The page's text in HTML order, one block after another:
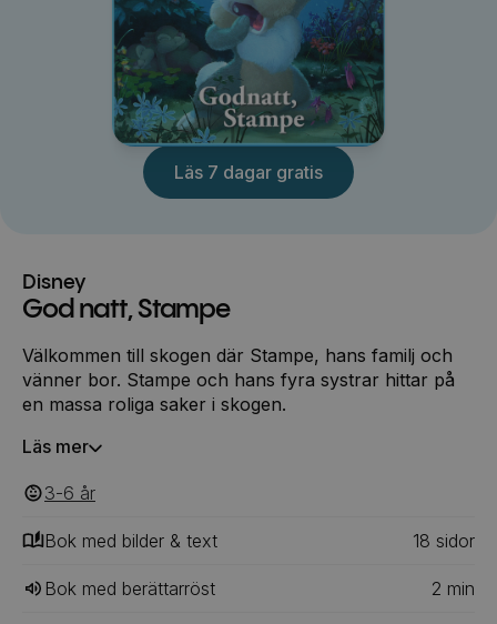
Läs 7 dagar gratis
Disney
God natt, Stampe
Välkommen till skogen där Stampe, hans familj och
vänner bor. Stampe och hans fyra systrar hittar på
en massa roliga saker i skogen.
Läs mer
3-6 ‎‎ år
Bok med bilder & text 18 ‎‎ sidor
Bok med berättarröst 2 min